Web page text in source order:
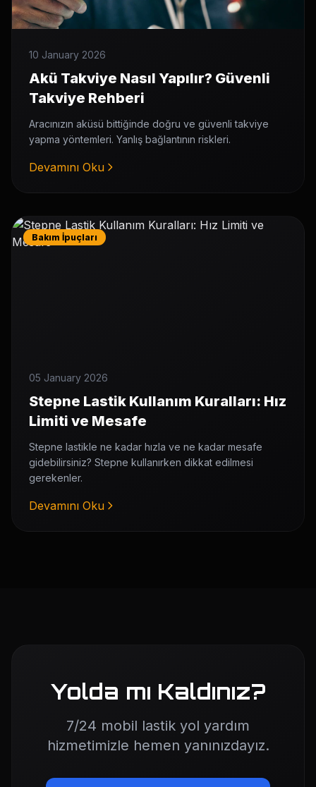
10 January 2026
Akü Takviye Nasıl Yapılır? Güvenli
Takviye Rehberi
Aracınızın aküsü bittiğinde doğru ve güvenli takviye
yapma yöntemleri. Yanlış bağlantının riskleri.
Devamını Oku
Bakım İpuçları
05 January 2026
Stepne Lastik Kullanım Kuralları: Hız
Limiti ve Mesafe
Stepne lastikle ne kadar hızla ve ne kadar mesafe
gidebilirsiniz? Stepne kullanırken dikkat edilmesi
gerekenler.
Devamını Oku
Yolda mı Kaldınız?
7/24 mobil lastik yol yardım
hizmetimizle hemen yanınızdayız.